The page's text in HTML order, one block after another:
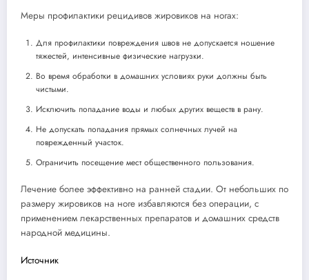
Меры профилактики рецидивов жировиков на ногах:
Для профилактики повреждения швов не допускается ношение
тяжестей, интенсивные физические нагрузки.
Во время обработки в домашних условиях руки должны быть
чистыми.
Исключить попадание воды и любых других веществ в рану.
Не допускать попадания прямых солнечных лучей на
поврежденный участок.
Ограничить посещение мест общественного пользования.
Лечение более эффективно на ранней стадии. От небольших по
размеру жировиков на ноге избавляются без операции, с
применением лекарственных препаратов и домашних средств
народной медицины.
Источник